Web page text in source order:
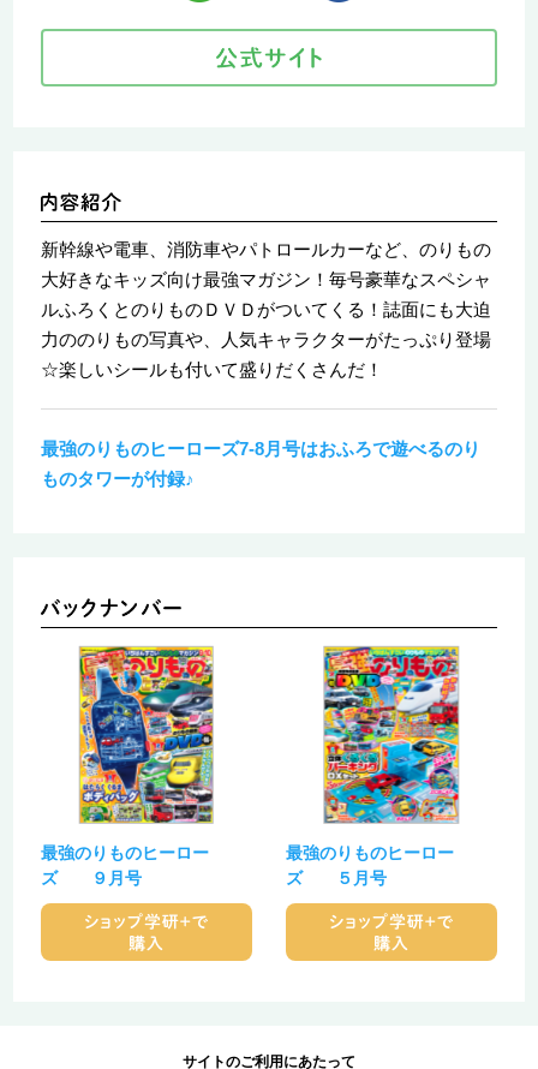
新幹線や電車、消防車やパトロールカーなど、のりもの
大好きなキッズ向け最強マガジン！毎号豪華なスペシャ
ルふろくとのりものＤＶＤがついてくる！誌面にも大迫
力ののりもの写真や、人気キャラクターがたっぷり登場
☆楽しいシールも付いて盛りだくさんだ！
最強のりものヒーローズ7-8月号はおふろで遊べるのり
ものタワーが付録♪
最強のりものヒーロー
ズ ９月号
最強のりものヒーロー
ズ ５月号
サイトのご利用にあたって